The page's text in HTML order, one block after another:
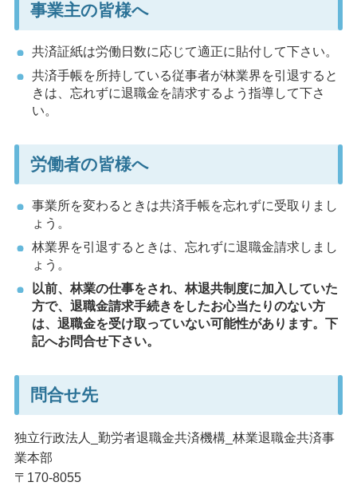
事業主の皆様へ
共済証紙は労働日数に応じて適正に貼付して下さい。
共済手帳を所持している従事者が林業界を引退すると
きは、忘れずに退職金を請求するよう指導して下さ
い。
労働者の皆様へ
事業所を変わるときは共済手帳を忘れずに受取りまし
ょう。
林業界を引退するときは、忘れずに退職金請求しまし
ょう。
以前、林業の仕事をされ、林退共制度に加入していた
方で、退職金請求手続きをしたお心当たりのない方
は、退職金を受け取っていない可能性があります。下
記へお問合せ下さい。
問合せ先
独立行政法人_勤労者退職金共済機構_林業退職金共済事
業本部
〒170-8055